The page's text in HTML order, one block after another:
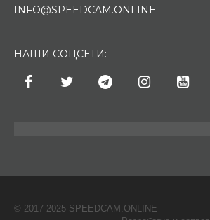
INFO@SPEEDCAM.ONLINE
НАШИ СОЦСЕТИ:
© 2017-2025 SPEEDCAM.ONLINE